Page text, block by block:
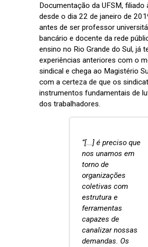
Documentação da UFSM, filiado
desde o dia 22 de janeiro de
antes de ser professor
bancário e docente da rede
ensino no Rio Grande do Sul, já
experiências anteriores com o
sindical e chega ao Magistério
com a certeza de que os
instrumentos fundamentais de
dos trabalhadores.
“[...] é preciso que
nos unamos em
torno de
organizações
coletivas com
estrutura e
ferramentas
capazes de
canalizar nossas
demandas. Os